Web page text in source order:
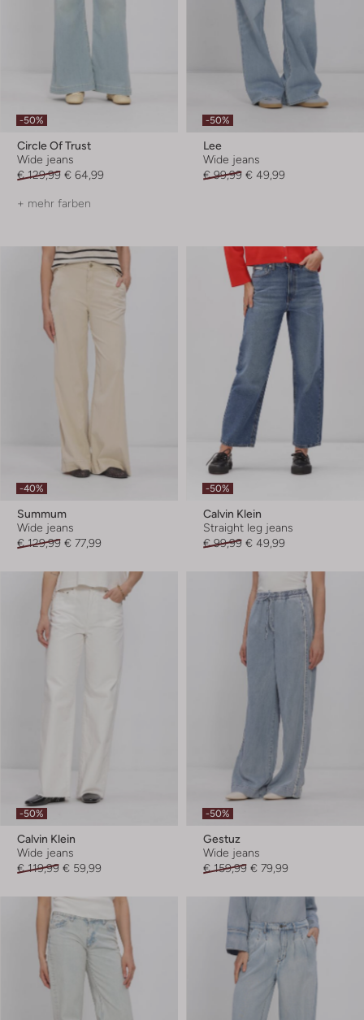
-50%
Circle Of Trust
Wide jeans
€ 129,99 € 64,99
+ mehr farben
-50%
Lee
Wide jeans
€ 99,99 € 49,99
-40%
Summum
Wide jeans
€ 129,99 € 77,99
-50%
Calvin Klein
Straight leg jeans
€ 99,99 € 49,99
-50%
Calvin Klein
Wide jeans
€ 119,99 € 59,99
-50%
Gestuz
Wide jeans
€ 159,99 € 79,99